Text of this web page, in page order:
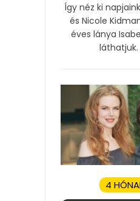
Így néz ki
és Nicole
éves lánya
láthatjuk.
4